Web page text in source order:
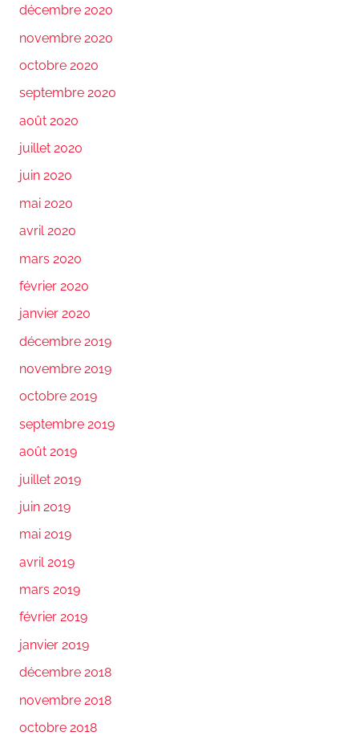
décembre 2020
novembre 2020
octobre 2020
septembre 2020
août 2020
juillet 2020
juin 2020
mai 2020
avril 2020
mars 2020
février 2020
janvier 2020
décembre 2019
novembre 2019
octobre 2019
septembre 2019
août 2019
juillet 2019
juin 2019
mai 2019
avril 2019
mars 2019
février 2019
janvier 2019
décembre 2018
novembre 2018
octobre 2018